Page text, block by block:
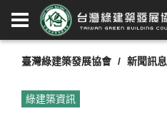
臺灣綠建築發展協會 新聞訊息
綠建築資訊